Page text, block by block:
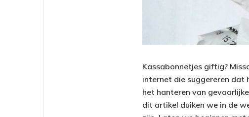
Kassabonnetjes giftig?
internet die suggereren dat
het hanteren van
dit artikel duiken we in de